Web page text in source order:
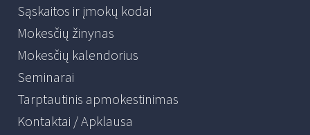
Sąskaitos ir įmokų kodai
Mokesčių žinynas
Mokesčių kalendorius
Seminarai
Tarptautinis apmokestinimas
Kontaktai / Apklausa